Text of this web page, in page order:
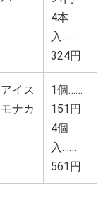
4本
入……
324円
アイス
モナカ
1個……
151円
4個
入……
561円